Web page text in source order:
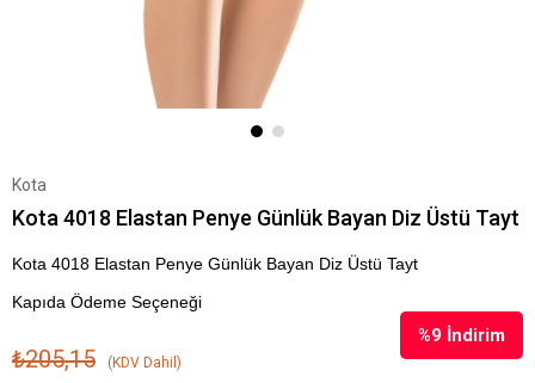
Kota
Kota 4018 Elastan Penye Günlük Bayan Diz Üstü Tayt
Kota 4018 Elastan Penye Günlük Bayan Diz Üstü Tayt
Kapıda Ödeme Seçeneği
%9 İndirim
₺205,15 (KDV Dahil)